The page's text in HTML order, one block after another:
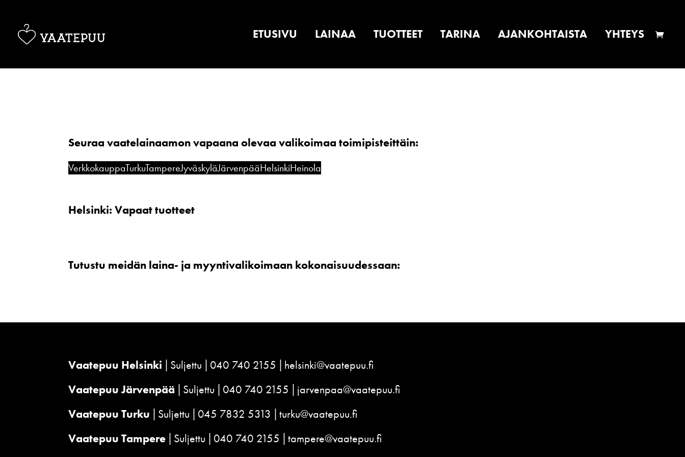
ETUSIVU LAINAA TUOTTEET TARINA AJANKOHTAISTA YHTEYS
Seuraa vaatelainaamon vapaana olevaa valikoimaa toimipisteittäin:
VerkkokauppaTurkuTampereJyväskyläJärvenpääHelsinkiHeinola
Helsinki: Vapaat tuotteet
Tutustu meidän laina- ja myyntivalikoimaan kokonaisuudessaan:
Vaatepuu Helsinki Suljettu 040 740 2155
helsinki@vaatepuu.fi
Vaatepuu Järvenpää
Suljettu 040 740 2155
jarvenpaa@vaatepuu.fi
Vaatepuu Turku
Suljettu 045 7832 5313
turku@vaatepuu.fi
Vaatepuu Tampere Suljettu 040 740 2155 tampere@vaatepuu.fi